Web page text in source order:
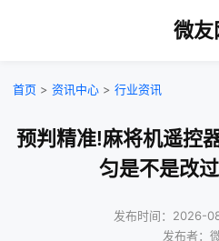
微友
首页 > 资讯中心 > 行业资讯
预判精准!麻将机遥控
匀是不是改
发布时间：2026-
发布者：